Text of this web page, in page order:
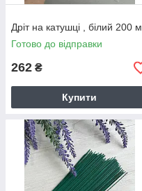
Дріт на катушці , білий 200 м
Готово до відправки
262 ₴
Купити